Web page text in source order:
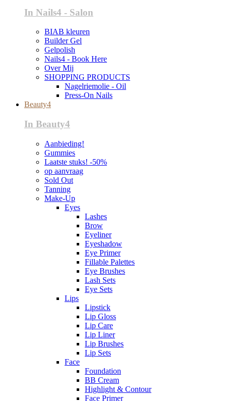
In Nails4 - Salon
BIAB kleuren
Builder Gel
Gelpolish
Nails4 - Book Here
Over Mij
SHOPPING PRODUCTS
Nagelriemolie - Oil
Press-On Nails
Beauty4
In Beauty4
Aanbieding!
Gummies
Laatste stuks! -50%
op aanvraag
Sold Out
Tanning
Make-Up
Eyes
Lashes
Brow
Eyeliner
Eyeshadow
Eye Primer
Fillable Palettes
Eye Brushes
Lash Sets
Eye Sets
Lips
Lipstick
Lip Gloss
Lip Care
Lip Liner
Lip Brushes
Lip Sets
Face
Foundation
BB Cream
Highlight & Contour
Face Primer